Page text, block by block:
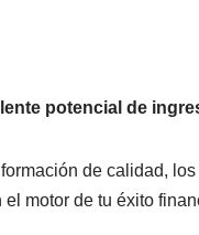
potencial de
de calidad,
motor de tu éxito